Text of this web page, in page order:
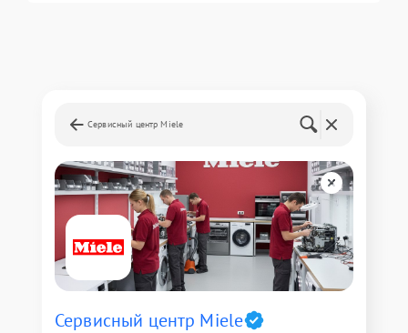
Сервисный центр Miele
Сервисный центр Miele